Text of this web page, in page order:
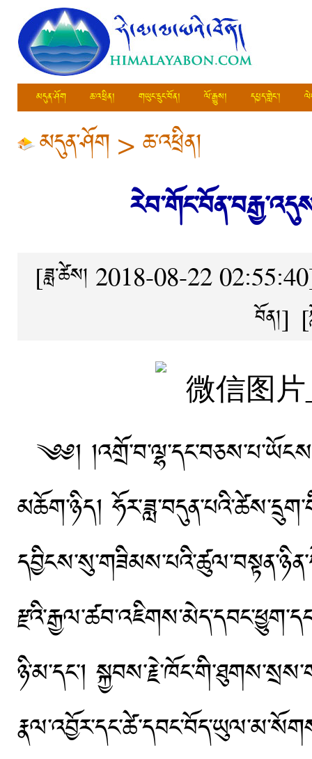
མདུན་ཤོག ཆ་འཕྲིན། གཡུང་དྲུང་བོན། ལོ་རྒྱུས། དཔྱད་གླེང་།
མདུན་ཤོག >ཆ་འཕྲིན།
[ཟླ་ཚེས། 2018-08-22
བོན།]
༄༅།
མཆོག་ཉིད།
ཉི་མ་དང་།